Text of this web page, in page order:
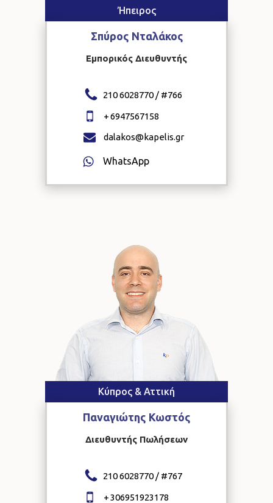
Ήπειρος
Σπύρος Νταλάκος
Εμπορικός Διευθυντής
210 6028770 / #766
+6947567158
dalakos@kapelis.gr
WhatsApp
Κύπρος & Αττική
Παναγιώτης Κωστός
Διευθυντής Πωλήσεων
210 6028770 / #767
+306951923178